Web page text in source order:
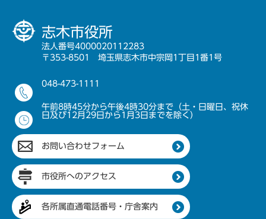
志木市役所
法人番号4000020112283
〒353-8501 埼玉県志木市中宗岡1丁目1番1号
048-473-1111
午前8時45分から午後4時30分まで（土・日曜日、祝休
日及び12月29日から1月3日までを除く）
お問い合わせフォーム
市役所へのアクセス
各所属直通電話番号・庁舎案内